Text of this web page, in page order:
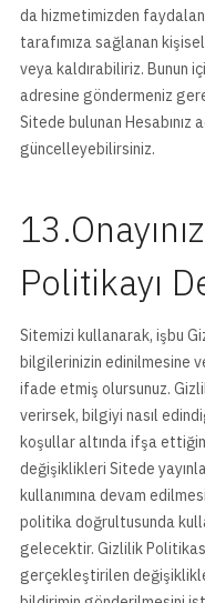
da hizmetimizden
tarafımıza sağlanan
veya kaldırabiliriz. Bunun
adresine göndermeniz
Sitede bulunan Hesabınız
güncelleyebilirsiniz.
Politikayı
Sitemizi kullanarak, işbu
bilgilerinizin edinilmesine
ifade etmiş olursunuz.
verirsek, bilgiyi nasıl
koşullar altında ifşa
değişiklikleri Sitede
kullanımına devam
politika doğrultusunda
gelecektir. Gizlilik
gerçekleştirilen